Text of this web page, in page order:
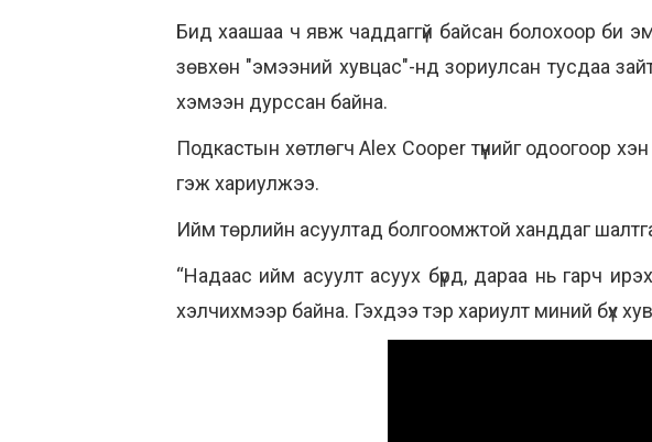
Бид хаашаа ч явж чаддаггүй байсан болохоор би
зөвхөн "эмээний хувцас"-нд зориулсан тусдаа
хэмээн дурссан байна.
Подкастын хөтлөгч Alex Cooper түүнийг одоогоор
гэж хариулжээ.
Ийм төрлийн асуултад болгоомжтой ханддаг
“Надаас ийм асуулт асуух бүрд, дараа нь гарч ирэх
хэлчихмээр байна. Гэхдээ тэр хариулт миний бүх